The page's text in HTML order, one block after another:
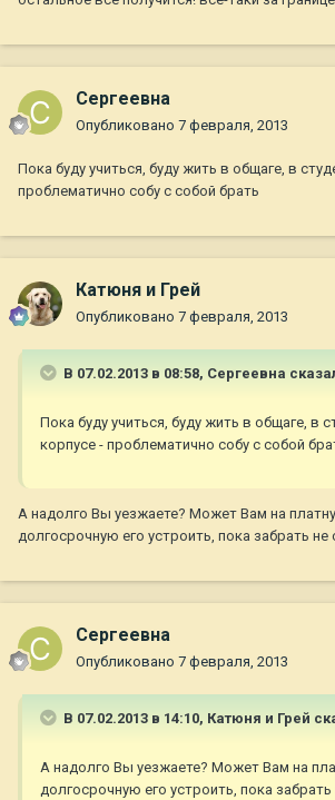
Сергеевна
Опубликовано 7 февраля, 2013
Пока буду учиться, буду жить в общаге, в
проблематично собу с собой брать
Катюня и Грей
Опубликовано 7 февраля, 2013
В 07.02.2013 в 08:58, Сергеевна
Пока буду учиться, буду жить в общаге, в
корпусе - проблематично собу с собой
А надолго Вы уезжаете? Может Вам на
долгосрочную его устроить, пока забрать не
Сергеевна
Опубликовано 7 февраля, 2013
В 07.02.2013 в 14:10, Катюня и Грей
А надолго Вы уезжаете? Может Вам на
долгосрочную его устроить, пока